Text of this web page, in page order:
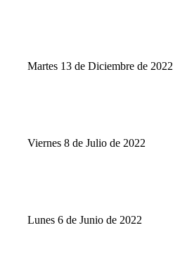
Martes 13 de Diciembre de 2022
Viernes 8 de Julio de 2022
Lunes 6 de Junio de 2022